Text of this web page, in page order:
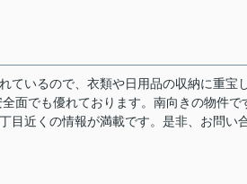
ているので、衣類や日用品の収納に重宝
面でも優れております。南向きの物件で
目近くの情報が満載です。是非、お問い